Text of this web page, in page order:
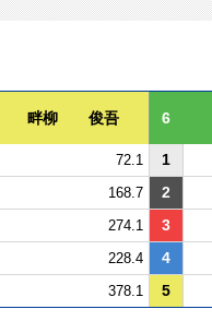
畔柳 俊吾 6
72.1 1
168.7 2
274.1 3
228.4 4
378.1 5